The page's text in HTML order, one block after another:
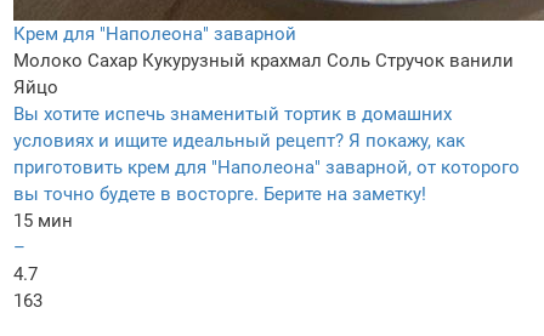
Крем для "Наполеона" заварной
Молоко Сахар Кукурузный крахмал Соль Стручок ванили
Яйцо
Вы хотите испечь знаменитый тортик в домашних
условиях и ищите идеальный рецепт? Я покажу, как
приготовить крем для "Наполеона" заварной, от которого
вы точно будете в восторге. Берите на заметку!
15 мин
–
4.7
163